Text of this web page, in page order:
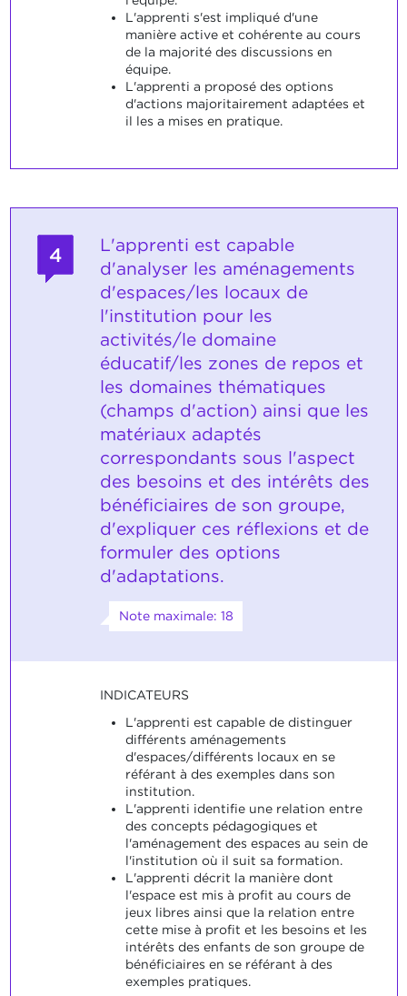
L'apprenti s'est impliqué d'une
manière active et cohérente au cours
de la majorité des discussions en
équipe.
L'apprenti a proposé des options
d'actions majoritairement adaptées et
il les a mises en pratique.
4
L'apprenti est capable
d'analyser les aménagements
d'espaces/les locaux de
l'institution pour les
activités/le domaine
éducatif/les zones de repos et
les domaines thématiques
(champs d'action) ainsi que les
matériaux adaptés
correspondants sous l'aspect
des besoins et des intérêts des
bénéficiaires de son groupe,
d'expliquer ces réflexions et de
formuler des options
d'adaptations.
Note maximale: 18
INDICATEURS
L'apprenti est capable de distinguer
différents aménagements
d'espaces/différents locaux en se
référant à des exemples dans son
institution.
L'apprenti identifie une relation entre
des concepts pédagogiques et
l'aménagement des espaces au sein de
l'institution où il suit sa formation.
L'apprenti décrit la manière dont
l'espace est mis à profit au cours de
jeux libres ainsi que la relation entre
cette mise à profit et les besoins et les
intérêts des enfants de son groupe de
bénéficiaires en se référant à des
exemples pratiques.